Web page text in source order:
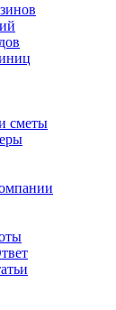
сметы